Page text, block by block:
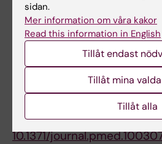
Publikationer
Association of childhood
early all-cause and cause-
A Swedish prospective
Louise Lindberg, Pernilla
Persson, Claude Marcus,
Medicine, online 18 mars,
10.1371/
sidan.
Mer information om våra kakor
Read this information in English
Tillåt endast
Tillåt mina
Tillåt alla